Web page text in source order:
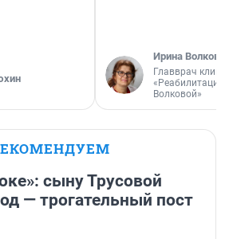
Ирина Волкова
Главврач
«Реабилитация
Волковой»
сыну Трусовой
— трогательный пост